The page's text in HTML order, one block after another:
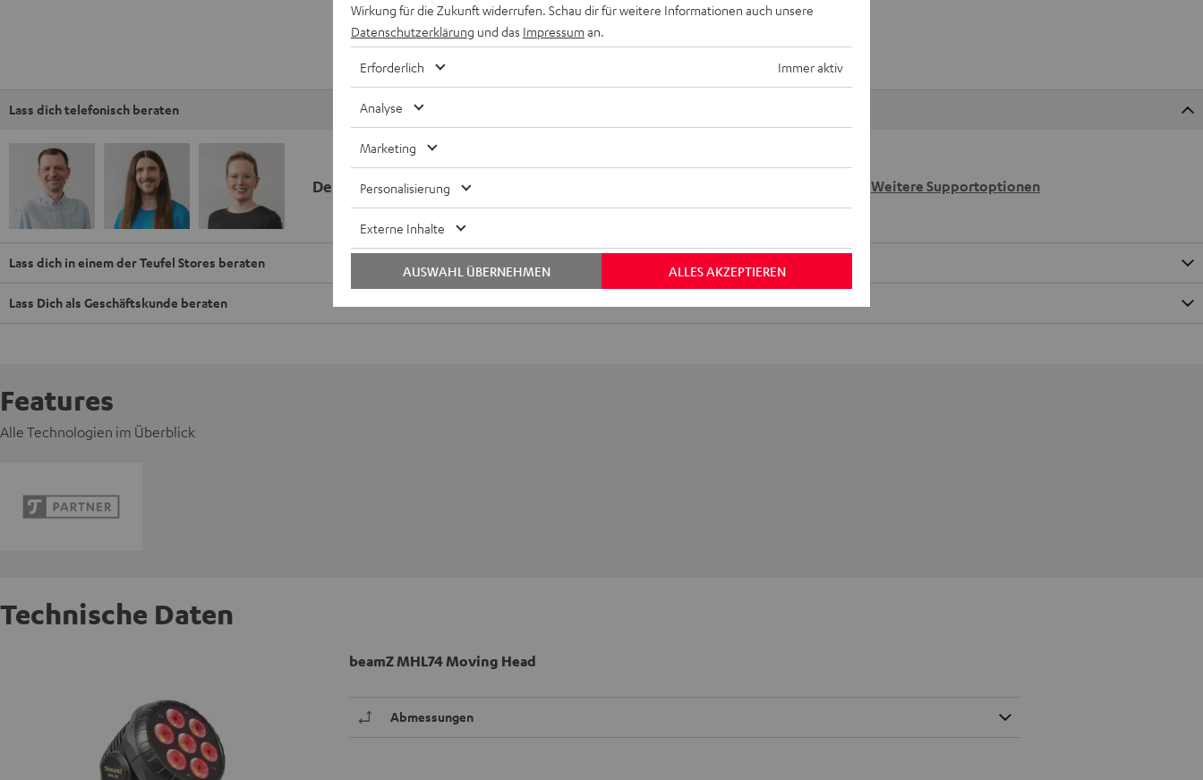
Lass dich telefonisch beraten
Deine Kaufberatung
Keinen Store in der Nähe? Kein Problem, wir
Hier Termin buchen
Weitere Supportoptionen
Lass dich in einem der Teufel Stores beraten
Lass Dich als Geschäftskunde beraten
Features
Alle Technologien im Überblick
Technische Daten
beamZ MHL74 Moving Head
Abmessungen
Wirkung für die Zukunft widerrufen. Schau dir für weitere Informationen auch unsere
Datenschutzerklärung und das Impressum an.
Erforderlich Immer aktiv
Analyse
Marketing
Personalisierung
Externe Inhalte
ALLES AKZEPTIEREN
AUSWAHL ÜBERNEHMEN